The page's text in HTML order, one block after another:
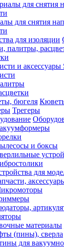
для снятия
и аксессуары
Трегеры
и боксы
для